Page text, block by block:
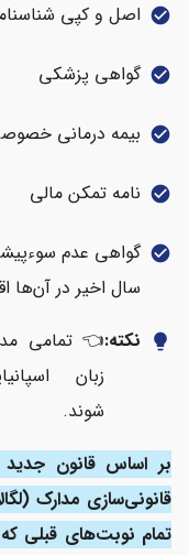
check_circle اصل و کپی
check_circle گواهی پزشکی
check_circle بیمه درمانی
check_circle نامه تمکن مالی
check_circle
سال اخیر در آن‌ها
lightbulb نکته:👈 تمامی
زبان
شوند.
قانونی‌سازی مدارک
تمام نوبت‌های قبلی